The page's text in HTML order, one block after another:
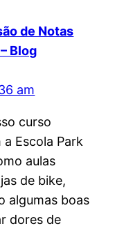
de Notas
Blog
am
curso
Escola Park
aulas
de bike,
algumas boas
dores de